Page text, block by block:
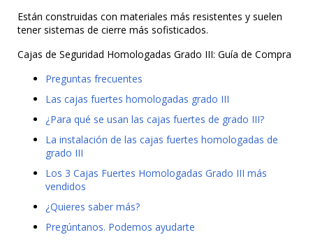
Están construidas con materiales más resistentes y suelen
tener sistemas de cierre más sofisticados.
Cajas de Seguridad Homologadas Grado III: Guía de Compra
Preguntas frecuentes
Las cajas fuertes homologadas grado III
¿Para qué se usan las cajas fuertes de grado III?
La instalación de las cajas fuertes homologadas de
grado III
Los 3 Cajas Fuertes Homologadas Grado III más
vendidos
¿Quieres saber más?
Pregúntanos. Podemos ayudarte